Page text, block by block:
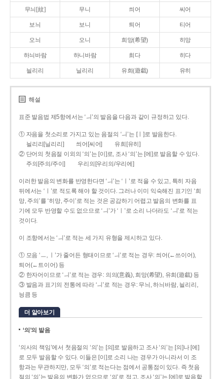
무늬[紋] 무니 씌어 씨어
보늬 보니 틔어 티어
오늬 오니 희망(希望) 히망
하늬바람 하니바람 희다 히다
늴리리 닐리리 유희(遊戱) 유히
해설
표준 발음법 제5항에서는 ‘ㅢ’의 발음을 다음과 같이 규정하고 있다.
① 자음을 첫소리로 가지고 있는 음절의 ‘ㅢ’는 [ㅣ]로 발음한다.
늴리리[닐리리]
씌어[씨어]
유희[유히]
② 단어의 첫음절 이외의 ‘의’는 [이]로, 조사 ‘의’는 [에]로 발음할 수 있다.
주의[주의/주이]
우리의[우리의/우리에]
이러한 발음의 변화를 반영한다면 ‘ㅢ’는 ‘ㅣ’로 적을 수 있고, 특히 자음
뒤에서는 ‘ㅣ’로 적도록 해야 할 것이다. 그러나 이미 익숙해진 표기인 ‘희
망, 주의’를 ‘히망, 주이’로 적는 것은 공감하기 어렵고 발음의 변화를 표
기에 모두 반영할 수도 없으므로 ‘ㅢ’가 ‘ㅣ’로 소리 나더라도 ‘ㅢ’로 적는
것이다.
이 조항에서는 ‘ㅢ’로 적는 세 가지 유형을 제시하고 있다.
① 모음 ‘ㅡ, ㅣ’가 줄어든 형태이므로 ‘ㅢ’로 적는 경우: 씌어(←쓰이어),
틔어(←트이어) 등
② 한자어이므로 ‘ㅢ’로 적는 경우: 의의(意義), 희망(希望), 유희(遊戱) 등
③ 발음과 표기의 전통에 따라 ‘ㅢ’로 적는 경우: 무늬, 하늬바람, 늴리리,
닁큼 등
더 알아보기
‘의’의 발음
‘의사의 책임’에서 첫음절의 ‘의’는 [의]로 발음하고 조사 ‘의’는 [의]나 [에]
로 모두 발음할 수 있다. 이들은 [이]로 소리 나는 경우가 아니라서 이 조
항과는 무관하지만, 모두 ‘의’로 적는다는 점에서 공통점이 있다. 즉 첫음
절의 ‘의’는 발음의 변화가 없으므로 ‘의’로 적고, 조사 ‘의’는 [에]로 발음할